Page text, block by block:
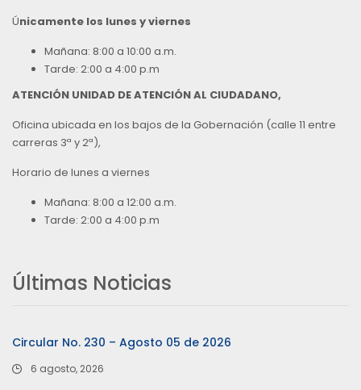
Únicamente los lunes y viernes
Mañana: 8:00 a 10:00 a.m.
Tarde: 2:00 a 4:00 p.m
ATENCIÓN UNIDAD DE ATENCIÓN AL CIUDADANO,
Oficina ubicada en los bajos de la Gobernación (calle 11 entre
carreras 3ª y 2ª),
Horario de lunes a viernes
Mañana: 8:00 a 12:00 a.m.
Tarde: 2:00 a 4:00 p.m
Últimas Noticias
Circular No. 230 – Agosto 05 de 2026
6 agosto, 2026